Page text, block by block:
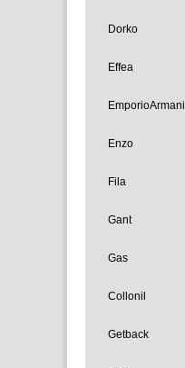
Dorko
Effea
EmporioArmani
Enzo
Fila
Gant
Gas
Collonil
Getback